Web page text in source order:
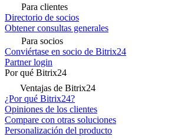
Para clientes
Directorio de socios
Obtener consultas generales
Para socios
Conviértase en socio de Bitrix24
Partner login
Por qué Bitrix24
Ventajas de Bitrix24
¿Por qué Bitrix24?
Opiniones de los clientes
Compare con otras soluciones
Personalización del producto